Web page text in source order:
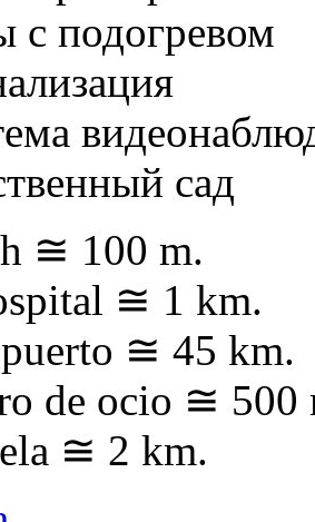
с подогревом
сад
≅ 100 m.
≅ 1 km.
≅ 45 km.
de ocio ≅ 500
≅ 2 km.